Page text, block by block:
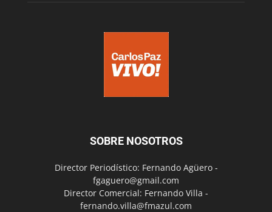
SOBRE NOSOTROS
Director Periodístico: Fernando Agüero -
fgaguero@gmail.com
Director Comercial: Fernando Villa -
fernando.villa@fmazul.com